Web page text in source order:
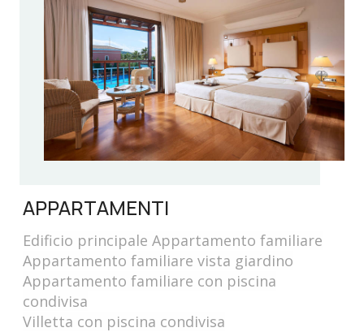
APPARTAMENTI
Edificio principale Appartamento familiare
Appartamento familiare vista giardino
Appartamento familiare con piscina
condivisa
Villetta con piscina condivisa